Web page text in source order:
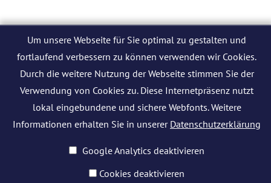
Um unsere Webseite für Sie optimal zu gestalten und
fortlaufend verbessern zu können verwenden wir Cookies.
Durch die weitere Nutzung der Webseite stimmen Sie der
Verwendung von Cookies zu. Diese Internetpräsenz nutzt
lokal eingebundene und sichere Webfonts. Weitere
Informationen erhalten Sie in unserer Datenschutzerklärung
Google Analytics deaktivieren
Cookies deaktivieren